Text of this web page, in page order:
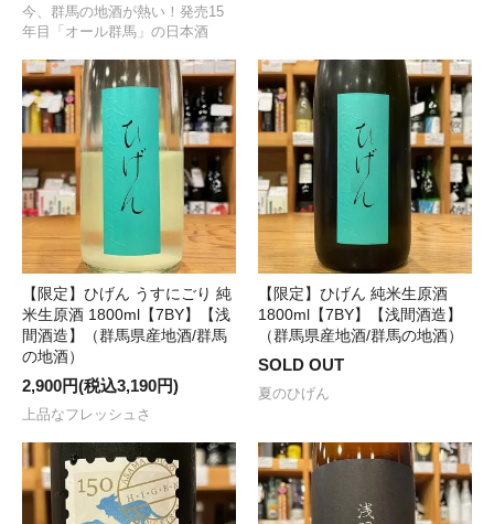
今、群馬の地酒が熱い！発売15
年目「オール群馬」の日本酒
【限定】ひげん うすにごり 純
米生原酒 1800ml【7BY】【浅
間酒造】（群馬県産地酒/群馬
の地酒）
2,900円(税込3,190円)
上品なフレッシュさ
【限定】ひげん 純米生原酒
1800ml【7BY】【浅間酒造】
（群馬県産地酒/群馬の地酒）
SOLD OUT
夏のひげん